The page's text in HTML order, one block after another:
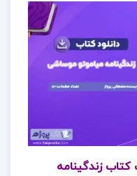
زندگینامه